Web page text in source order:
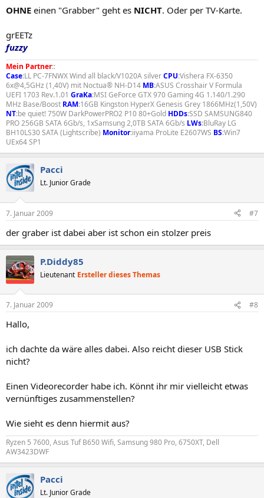
OHNE einen "Grabber" geht es NICHT. Oder per TV-Karte.
grEETz
fuzzy
Mein Partner::
Case:LL PC-7FNWX Wind all black/V1020A silverCPU:Vishera FX-6350
6x@4,5GHz (1,40V) mit Noctua® NH-D14 MB:ASUS Crosshair V Formula
UEFI 1703 Rev.1.01 GraKa:MSI GeForce GTX 970 Gaming 4G 1.140/1.290
MHz Base/Boost RAM:16GB Kingston HyperX Genesis Grey 1866MHz(1,50V)
NT:be quiet! 750W DarkPowerPRO2 P10 80+Gold HDDs:SSD SAMSUNG840
PRO 256GB SATA 6Gb/s, 1xSamsung 2,0TB SATA 6Gb/s LWs:BluRay LG
BH10LS30 SATA (Lightscribe) Monitor:iiyama ProLite E2607WS BS:Win7
UEx64 SP1
Pacci
Lt. Junior Grade
7. Januar 2009 #7
der graber ist dabei aber ist schon ein stolzer preis
P.Diddy85
Lieutenant Ersteller dieses Themas
7. Januar 2009 #8
Hallo,
ich dachte da wäre alles dabei. Also reicht dieser USB Stick
nicht?
Einen Videorecorder habe ich. Könnt ihr mir vielleicht etwas
vernünftiges zusammenstellen?
Wie sieht es denn hiermit aus?
Ryzen 5 7600, Asus Tuf B650 Wifi, Samsung 980 Pro, 6750XT, Dell
AW3423DWF
Pacci
Lt. Junior Grade